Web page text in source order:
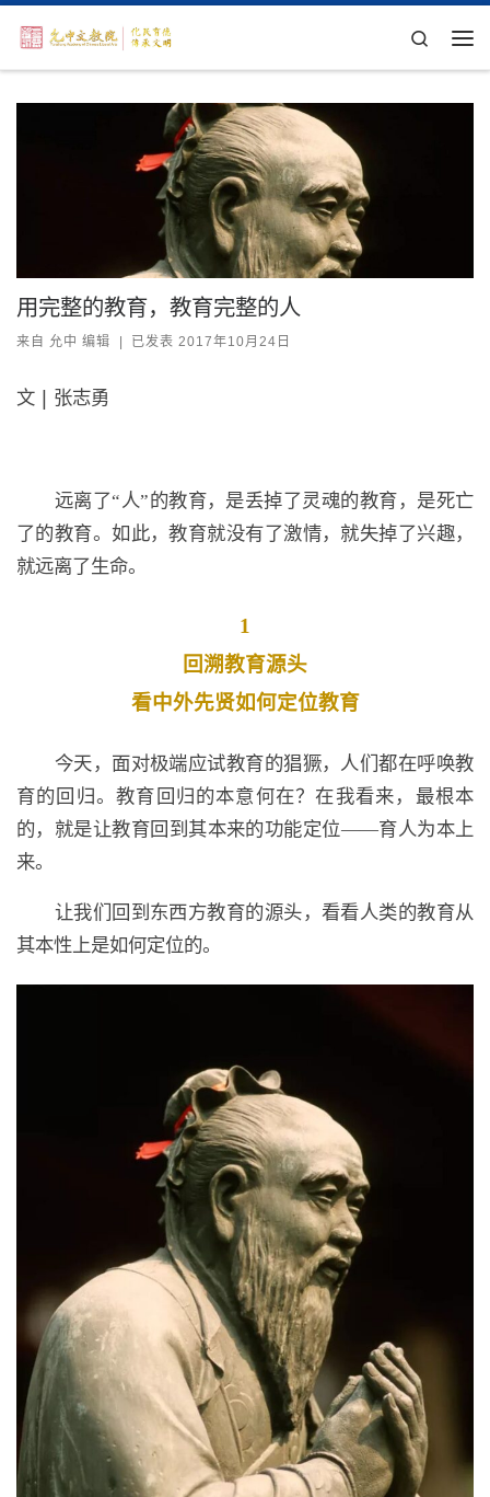
Skip to content
Search
用完整的教育，教育完整的人
来自 允中 编辑 | 已发表 2017年10月24日
文 | 张志勇
远离了“人”的教育，是丢掉了灵魂的教育，是死亡
了的教育。如此，教育就没有了激情，就失掉了兴趣，
就远离了生命。
1
回溯教育源头
看中外先贤如何定位教育
今天，面对极端应试教育的猖獗，人们都在呼唤教
育的回归。教育回归的本意何在？在我看来，最根本
的，就是让教育回到其本来的功能定位——育人为本上
来。
让我们回到东西方教育的源头，看看人类的教育从
其本性上是如何定位的。